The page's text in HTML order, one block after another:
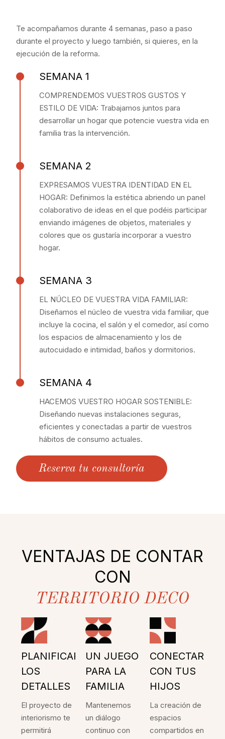
Te acompañamos durante 4 semanas, paso a paso
durante el proyecto y luego también, si quieres, en la
ejecución de la reforma.
SEMANA 1
COMPRENDEMOS VUESTROS GUSTOS Y
ESTILO DE VIDA: Trabajamos juntos para
desarrollar un hogar que potencie vuestra vida en
familia tras la intervención.
SEMANA 2
EXPRESAMOS VUESTRA IDENTIDAD EN EL
HOGAR: Definimos la estética abriendo un panel
colaborativo de ideas en el que podéis participar
enviando imágenes de objetos, materiales y
colores que os gustaría incorporar a vuestro
hogar.
SEMANA 3
EL NÚCLEO DE VUESTRA VIDA FAMILIAR:
Diseñamos el núcleo de vuestra vida familiar, que
incluye la cocina, el salón y el comedor, así como
los espacios de almacenamiento y los de
autocuidado e intimidad, baños y dormitorios.
SEMANA 4
HACEMOS VUESTRO HOGAR SOSTENIBLE:
Diseñando nuevas instalaciones seguras,
eficientes y conectadas a partir de vuestros
hábitos de consumo actuales.
Reserva tu consultoría
VENTAJAS DE CONTAR
CON
TERRITORIO DECO
PLANIFICAR
LOS
DETALLES
El proyecto de
interiorismo te
permitirá
UN JUEGO
PARA LA
FAMILIA
Mantenemos
un diálogo
continuo con
CONECTAR
CON TUS
HIJOS
La creación de
espacios
compartidos en